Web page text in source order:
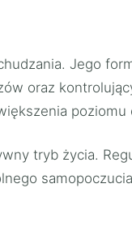
Jego
oraz
poziomu
tryb życia.